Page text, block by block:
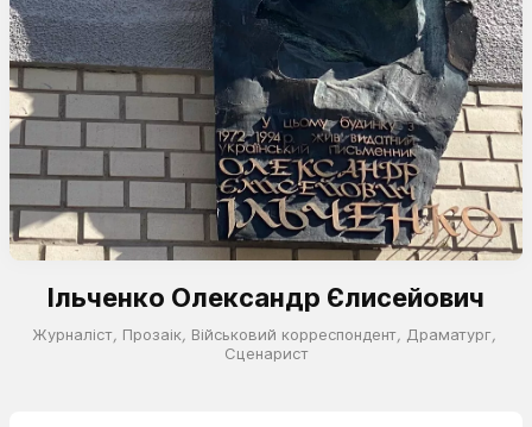
Ільченко Олександр Єлисейович
Журналіст, Прозаік, Військовий корреспондент, Драматург,
Сценарист